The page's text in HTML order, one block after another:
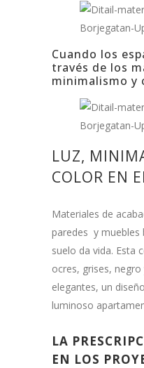
Cuando los
través de los
minimalismo y
LUZ,
COLOR EN
Materiales de
paredes y muebles
suelo da vida. Esta
ocres, grises,
elegantes, un
luminoso
LA
EN LOS